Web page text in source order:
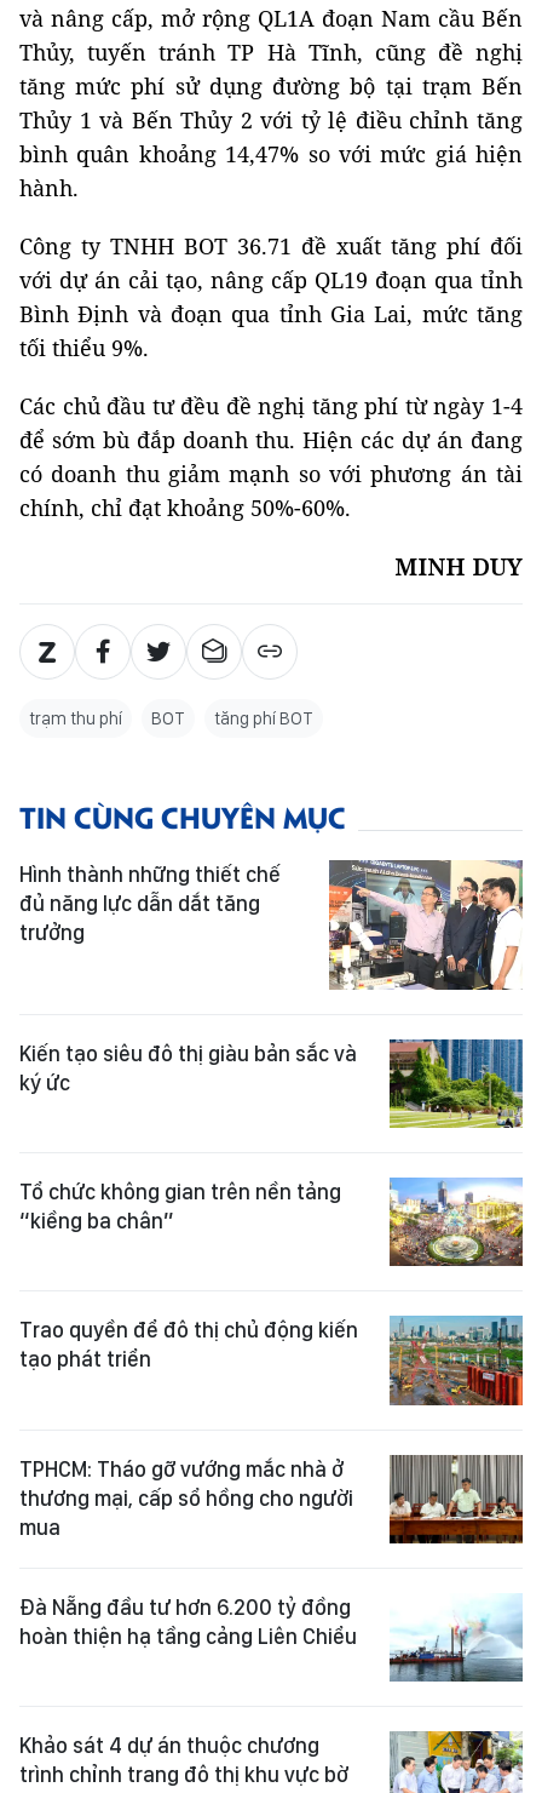
và nâng cấp, mở rộng QL1A đoạn Nam cầu Bến
Thủy, tuyến tránh TP Hà Tĩnh, cũng đề nghị
tăng mức phí sử dụng đường bộ tại trạm Bến
Thủy 1 và Bến Thủy 2 với tỷ lệ điều chỉnh tăng
bình quân khoảng 14,47% so với mức giá hiện
hành.
Công ty TNHH BOT 36.71 đề xuất tăng phí đối
với dự án cải tạo, nâng cấp QL19 đoạn qua tỉnh
Bình Định và đoạn qua tỉnh Gia Lai, mức tăng
tối thiểu 9%.
Các chủ đầu tư đều đề nghị tăng phí từ ngày 1-4
để sớm bù đắp doanh thu. Hiện các dự án đang
có doanh thu giảm mạnh so với phương án tài
chính, chỉ đạt khoảng 50%-60%.
MINH DUY
trạm thu phí BOT tăng phí BOT
TIN CÙNG CHUYÊN MỤC
Hình thành những thiết chế
đủ năng lực dẫn dắt tăng
trưởng
Kiến tạo siêu đô thị giàu bản sắc và
ký ức
Tổ chức không gian trên nền tảng
“kiềng ba chân”
Trao quyền để đô thị chủ động kiến
tạo phát triển
TPHCM: Tháo gỡ vướng mắc nhà ở
thương mại, cấp sổ hồng cho người
mua
Đà Nẵng đầu tư hơn 6.200 tỷ đồng
hoàn thiện hạ tầng cảng Liên Chiểu
Khảo sát 4 dự án thuộc chương
trình chỉnh trang đô thị khu vực bờ